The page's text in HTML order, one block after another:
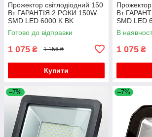
Прожектор світлодіодний 150
Вт ГАРАНТІЯ 2 РОКИ 150W
SMD LED 6000 K BK
Готово до відправки
1 075 ₴ 1 156 ₴
Купити
Прожектор
Вт
SMD LED
В
1 075 ₴
–7% –7%